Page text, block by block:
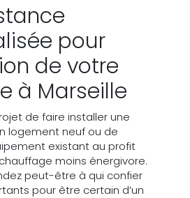
pour
de votre
à Marseille
de faire installer une
logement neuf ou de
existant au profit
moins énergivore.
peut-être à qui confier
pour être certain d’un